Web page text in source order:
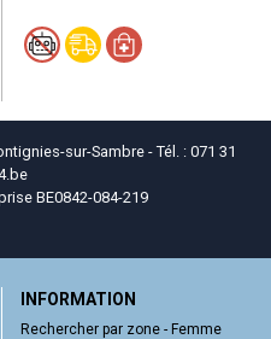
sur-Sambre - Tél. : 071 31
BE0842-084-219
INFORMATION
Rechercher par zone - Femme